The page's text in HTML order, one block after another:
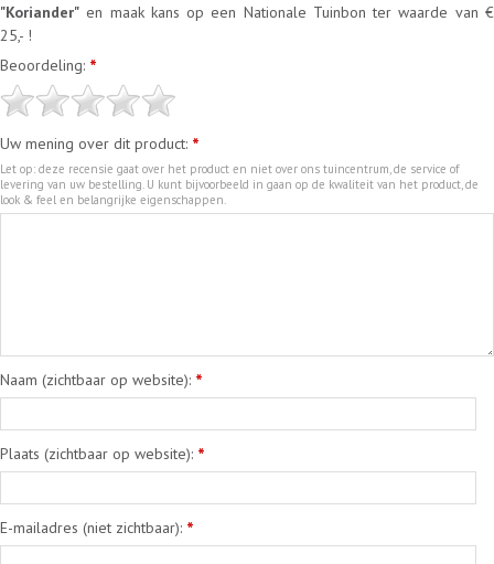
"Koriander" en maak kans op een Nationale Tuinbon ter waarde van €
25,- !
Beoordeling: *
Uw mening over dit product: *
Let op: deze recensie gaat over het product en niet over ons tuincentrum, de service of
levering van uw bestelling. U kunt bijvoorbeeld in gaan op de kwaliteit van het product, de
look & feel en belangrijke eigenschappen.
Naam (zichtbaar op website): *
Plaats (zichtbaar op website): *
E-mailadres (niet zichtbaar): *